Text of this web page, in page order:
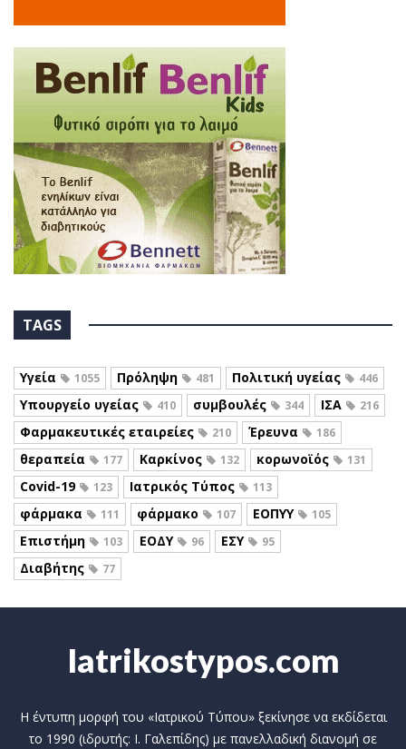
TAGS
Υγεία 1055 Πρόληψη 481 Πολιτική υγείας 446
Υπουργείο υγείας 410 συμβουλές 344 ΙΣΑ 216
Φαρμακευτικές εταιρείες 210 Έρευνα 186
θεραπεία 177 Καρκίνος 132 κορωνοϊός 131
Covid-19 123 Ιατρικός Τύπος 113
φάρμακα 111 φάρμακο 107 ΕΟΠΥΥ 105
Επιστήμη 103 ΕΟΔΥ 96 ΕΣΥ 95
Διαβήτης 77
Iatrikostypos.com
Η έντυπη μορφή του «Ιατρικού Τύπου» ξεκίνησε να εκδίδεται
το 1990 (ιδρυτής: Ι. Γαλεπίδης) με πανελλαδική διανομή σε